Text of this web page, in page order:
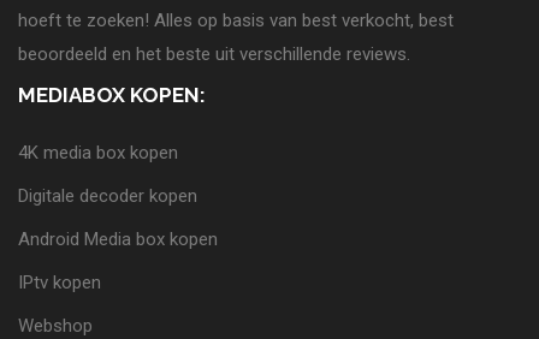
hoeft te zoeken! Alles op basis van best verkocht, best
beoordeeld en het beste uit verschillende reviews.
MEDIABOX KOPEN:
4K media box kopen
Digitale decoder kopen
Android Media box kopen
IPtv kopen
Webshop